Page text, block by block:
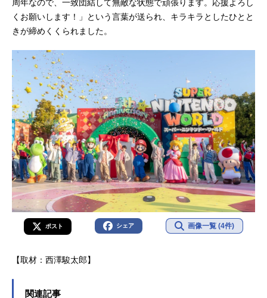
周年なので、一致団結して無敵な状態で頑張ります。応援よろし
くお願いします！」という言葉が送られ、キラキラとしたひとと
きが締めくくられました。
ポスト シェア 画像一覧 (4件)
【取材：西澤駿太郎】
関連記事